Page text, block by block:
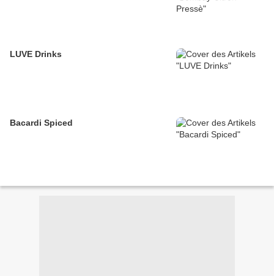
LUVE Drinks
Bacardi Spiced